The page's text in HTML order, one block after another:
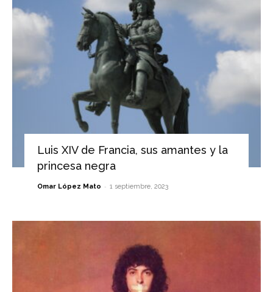
Luis XIV de Francia, sus amantes y la
princesa negra
Omar López Mato - 1 septiembre, 2023